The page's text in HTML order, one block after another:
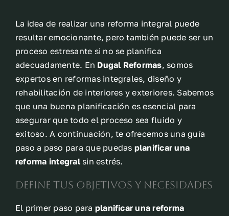
La idea de realizar una reforma integral puede
resultar emocionante, pero también puede ser un
proceso estresante si no se planifica
adecuadamente. En Dugal Reformas, somos
expertos en reformas integrales, diseño y
rehabilitación de interiores y exteriores. Sabemos
que una buena planificación es esencial para
asegurar que todo el proceso sea fluido y
exitoso. A continuación, te ofrecemos una guía
paso a paso para que puedas planificar una
reforma integralsin estrés.
Define tus objetivos y necesidades
El primer paso para planificar una reforma